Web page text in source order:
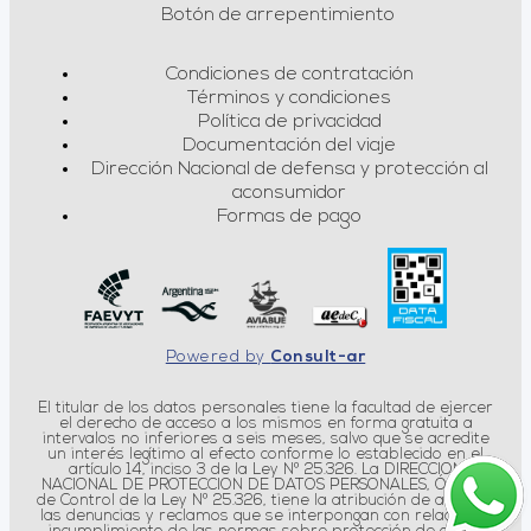
Botón de arrepentimiento
Condiciones de contratación
Términos y condiciones
Política de privacidad
Documentación del viaje
Dirección Nacional de defensa y protección al
aconsumidor
Formas de pago
Powered by Consult-ar
El titular de los datos personales tiene la facultad de ejercer
el derecho de acceso a los mismos en forma gratuita a
intervalos no inferiores a seis meses, salvo que se acredite
un interés legítimo al efecto conforme lo establecido en el
artículo 14, inciso 3 de la Ley Nº 25.326. La DIRECCION
NACIONAL DE PROTECCION DE DATOS PERSONALES, Órgano
de Control de la Ley Nº 25.326, tiene la atribución de atender
las denuncias y reclamos que se interpongan con relación al